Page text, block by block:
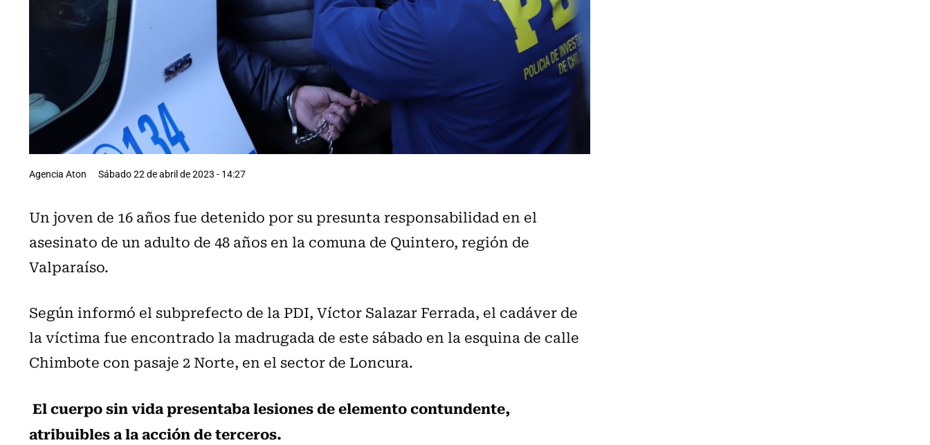
Agencia Aton Sábado 22 de abril de 2023 - 14:27
Un joven de 16 años fue detenido por su presunta responsabilidad en el
asesinato de un adulto de 48 años en la comuna de Quintero, región de
Valparaíso.
Según informó el subprefecto de la PDI, Víctor Salazar Ferrada, el cadáver de
la víctima fue encontrado la madrugada de este sábado en la esquina de calle
Chimbote con pasaje 2 Norte, en el sector de Loncura.
El cuerpo sin vida presentaba lesiones de elemento contundente,
atribuibles a la acción de terceros.